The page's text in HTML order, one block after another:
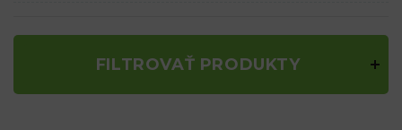
FILTROVAŤ PRODUKTY